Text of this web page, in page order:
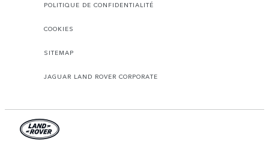
POLITIQUE DE CONFIDENTIALITÉ
COOKIES
SITEMAP
JAGUAR LAND ROVER CORPORATE